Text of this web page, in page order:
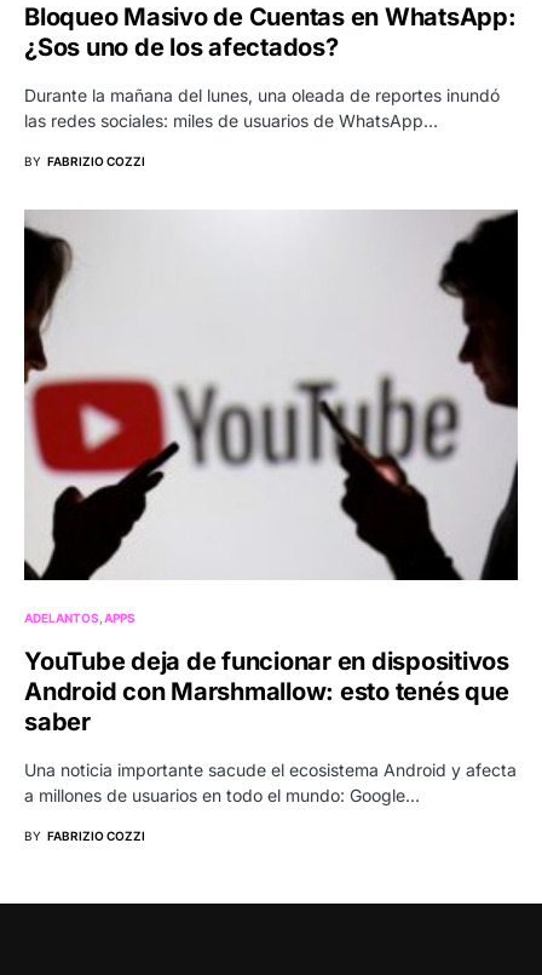
Bloqueo Masivo de Cuentas en WhatsApp:
¿Sos uno de los afectados?
Durante la mañana del lunes, una oleada de reportes inundó
las redes sociales: miles de usuarios de WhatsApp…
BY FABRIZIO COZZI
ADELANTOS APPS
YouTube deja de funcionar en dispositivos
Android con Marshmallow: esto tenés que
saber
Una noticia importante sacude el ecosistema Android y afecta
a millones de usuarios en todo el mundo: Google…
BY FABRIZIO COZZI